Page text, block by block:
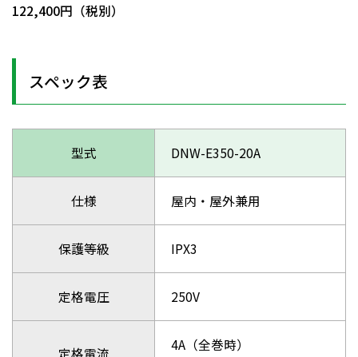
122,400円（税別）
スペック表
型式 DNW-E350-20A
仕様 屋内・屋外兼用
保護等級 IPX3
定格電圧 250V
定格電流
4A（全巻時）